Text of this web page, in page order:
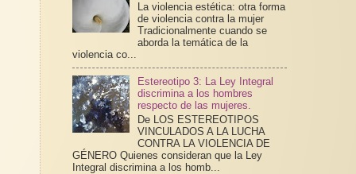
La violencia estética: otra forma
de violencia contra la mujer
Tradicionalmente cuando se
aborda la temática de la
violencia co...
Estereotipo 3: La Ley Integral
discrimina a los hombres
respecto de las mujeres.
De LOS ESTEREOTIPOS
VINCULADOS A LA LUCHA
CONTRA LA VIOLENCIA DE
GÉNERO Quienes consideran que la Ley
Integral discrimina a los homb...